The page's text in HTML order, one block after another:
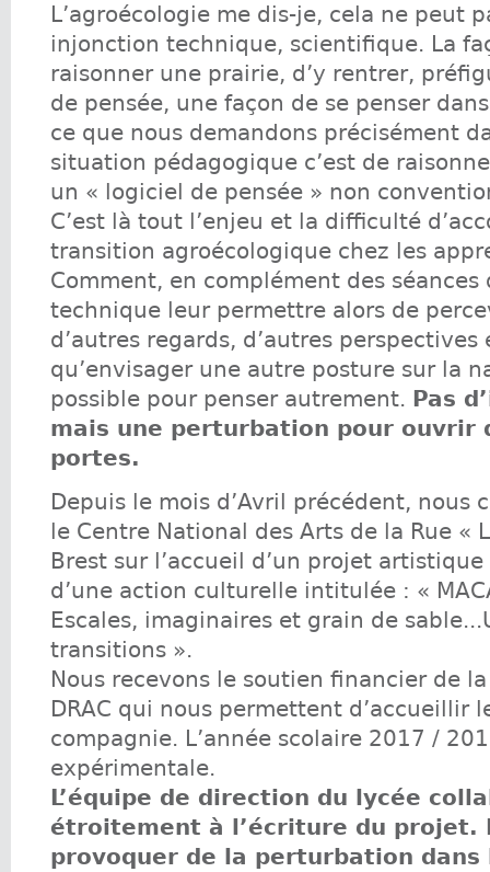
L’agroécologie me dis-je, cela ne peut
injonction technique, scientifique. La
raisonner une prairie, d’y rentrer,
de pensée, une façon de se penser
ce que nous demandons précisément
situation pédagogique c’est de
un « logiciel de pensée » non
C’est là tout l’enjeu et la difficulté
transition agroécologique chez les
Comment, en complément des séances
technique leur permettre alors de
d’autres regards, d’autres
qu’envisager une autre posture sur la
possible pour penser autrement. Pas
mais une perturbation pour ouvrir
portes.
Depuis le mois d’Avril précédent, nous
le Centre National des Arts de la Rue «
Brest sur l’accueil d’un projet
d’une action culturelle intitulée : «
Escales, imaginaires et grain de
transitions ».
Nous recevons le soutien financier de
DRAC qui nous permettent d’accueillir
compagnie. L’année scolaire 2017 /
expérimentale.
L’équipe de direction du lycée
étroitement à l’écriture du projet.
provoquer de la perturbation dans